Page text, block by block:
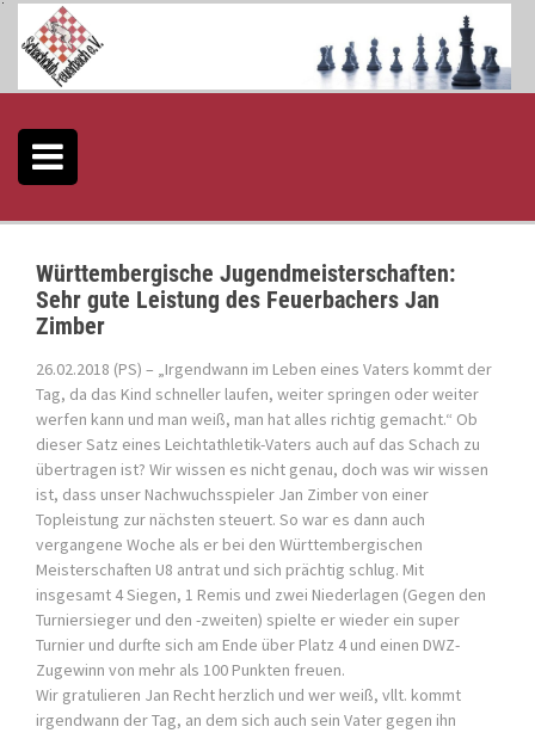
S
Württembergische Jugendmeisterschaften:
Sehr gute Leistung des Feuerbachers Jan
Zimber
26.02.2018 (PS) – „Irgendwann im Leben eines Vaters kommt der
Tag, da das Kind schneller laufen, weiter springen oder weiter
werfen kann und man weiß, man hat alles richtig gemacht.“ Ob
dieser Satz eines Leichtathletik-Vaters auch auf das Schach zu
übertragen ist? Wir wissen es nicht genau, doch was wir wissen
ist, dass unser Nachwuchsspieler Jan Zimber von einer
Topleistung zur nächsten steuert. So war es dann auch
vergangene Woche als er bei den Württembergischen
Meisterschaften U8 antrat und sich prächtig schlug. Mit
insgesamt 4 Siegen, 1 Remis und zwei Niederlagen (Gegen den
Turniersieger und den -zweiten) spielte er wieder ein super
Turnier und durfte sich am Ende über Platz 4 und einen DWZ-
Zugewinn von mehr als 100 Punkten freuen.
Wir gratulieren Jan Recht herzlich und wer weiß, vllt. kommt
irgendwann der Tag, an dem sich auch sein Vater gegen ihn